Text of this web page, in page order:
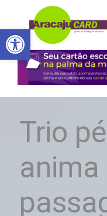
Abrir a barra de ferramentas
Trio
anima